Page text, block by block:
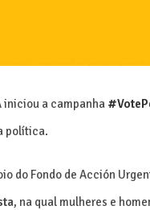
iniciou a campanha
política.
do Fondo de Acción
, na qual mulheres e